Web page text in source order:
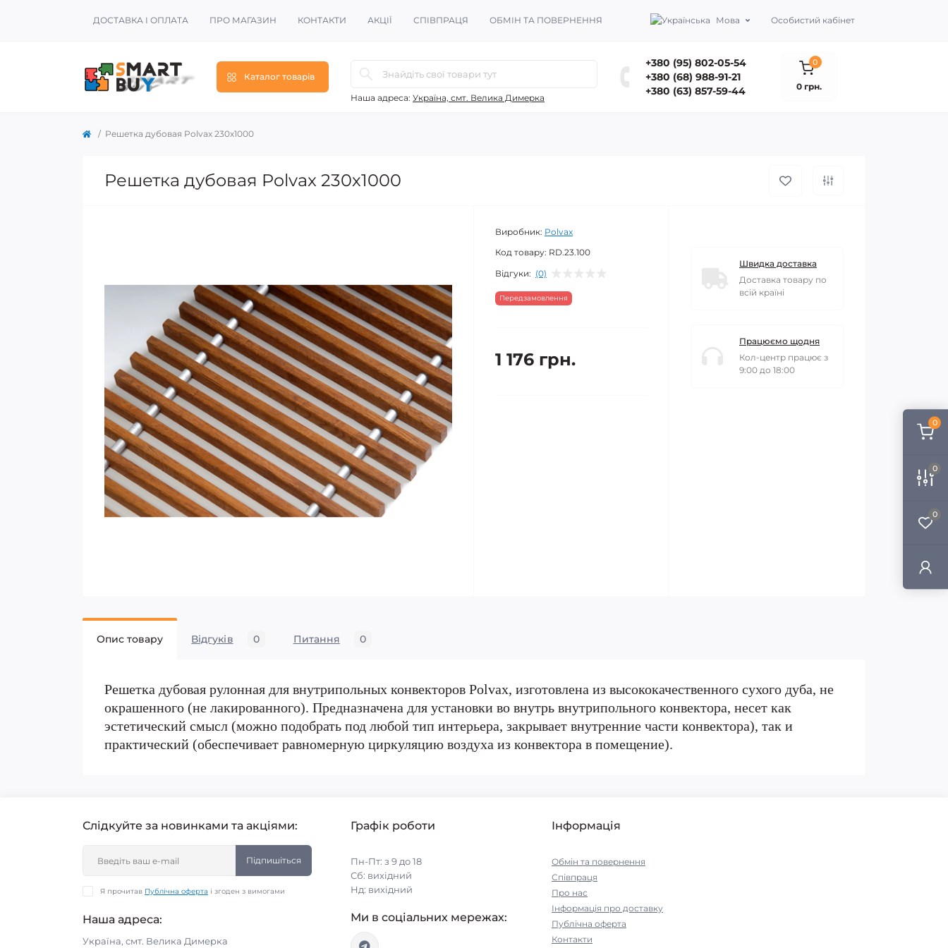
0
0
0
ДОСТАВКА І ОПЛАТА ПРО МАГАЗИН КОНТАКТИ АКЦІЇ СПІВПРАЦЯ ОБМІН ТА ПОВЕРНЕННЯ Мова Особистий кабінет
Каталог товарів
Наша адреса: Україна, смт. Велика Димерка
+380 (95) 802-05-54
+380 (68) 988-91-21
+380 (63) 857-59-44
0
0 грн.
Решетка дубовая Polvax 230х1000
Решетка дубовая Polvax 230х1000
Виробник: Polvax
Код товару: RD.23.100
Відгуки: (0)
Передзамовлення
1 176 грн.
Швидка доставка
Доставка товару по
всій країні
Працюємо щодня
Кол-центр працює з
9:00 до 18:00
Опис товару Відгуків 0 Питання 0
Решетка дубовая рулонная для внутрипольных конвекторов Polvax, изготовлена из высококачественного сухого дуба, не
окрашенного (не лакированного). Предназначена для установки во внутрь внутрипольного конвектора, несет как
эстетический смысл (можно подобрать под любой тип интерьера, закрывает внутренние части конвектора), так и
практический (обеспечивает равномерную циркуляцию воздуха из конвектора в помещение).
Слідкуйте за новинками та акціями:
Підпишіться
Я прочитав Публічна оферта і згоден з вимогами
Наша адреса:
Україна, смт. Велика Димерка
Графік роботи
Пн-Пт: з 9 до 18
Сб: вихідний
Нд: вихідний
Ми в соціальних мережах:
Інформація
Обмін та повернення
Співпраця
Про нас
Інформація про доставку
Публічна оферта
Контакти